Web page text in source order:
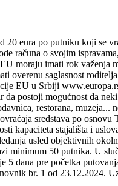
20 eura po putniku koji se
računa o svojim
moraju imati rok važenja
overenu saglasnost
EU u Srbiji
postoji mogućnost da
restorana, muzeja...
sredstava po
kapaciteta stajališta i
usled objektivnih
minimum 50 putnika. U
5 dana pre početka
br. 1 od 23.12.2024.